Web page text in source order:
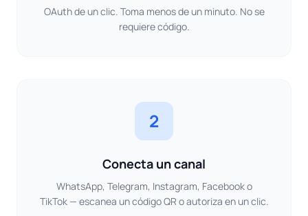
OAuth de un clic. Toma menos de un minuto. No se
requiere código.
2
Conecta un canal
WhatsApp, Telegram, Instagram, Facebook o
TikTok — escanea un código QR o autoriza en un clic.